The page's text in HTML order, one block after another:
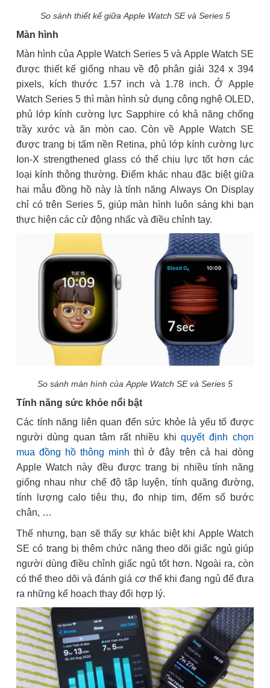
So sánh thiết kế giữa Apple Watch SE và Series 5
Màn hình
Màn hình của Apple Watch Series 5 và Apple Watch SE
được thiết kế giống nhau về độ phân giải 324 x 394
pixels, kích thước 1.57 inch và 1.78 inch. Ở Apple
Watch Series 5 thì màn hình sử dụng công nghệ OLED,
phủ lớp kính cường lực Sapphire có khả năng chống
trầy xước và ăn mòn cao. Còn về Apple Watch SE
được trang bị tấm nền Retina, phủ lớp kính cường lực
Ion-X strengthened glass có thể chịu lực tốt hơn các
loại kính thông thường. Điểm khác nhau đặc biệt giữa
hai mẫu đồng hồ này là tính năng Always On Display
chỉ có trên Series 5, giúp màn hình luôn sáng khi bạn
thực hiện các cử động nhấc và điều chỉnh tay.
So sánh màn hình của Apple Watch SE và Series 5
Tính năng sức khỏe nổi bật
Các tính năng liên quan đến sức khỏe là yếu tố được
người dùng quan tâm rất nhiều khi quyết định chọn
mua đồng hồ thông minh thì ở đây trên cả hai dòng
Apple Watch này đều được trang bị nhiều tính năng
giống nhau như chế độ tập luyện, tính quãng đường,
tính lượng calo tiêu thụ, đo nhịp tim, đếm số bước
chân, …
Thế nhưng, bạn sẽ thấy sự khác biệt khi Apple Watch
SE có trang bị thêm chức năng theo dõi giấc ngủ giúp
người dùng điều chỉnh giấc ngủ tốt hơn. Ngoài ra, còn
có thể theo dõi và đánh giá cơ thể khi đang ngủ để đưa
ra những kế hoạch thay đổi hợp lý.